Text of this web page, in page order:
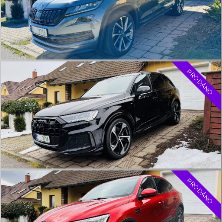
CHEVROLET CAMARO 6.2 V8 CABRIO
GEIGER PERFORMANCE III 631 PS
Chevrolet Camaro 6.2 V8 Cabrio Geiger III, 631 PS, 6/2018, 464
kw, 18.450 km, 4 místa, 8st. automat, “full” výbava
cena:1.970.000 Kč
více info
MAZDA CX-60 3.3 LIT. / HOMURA / 4X4/ ODP.
DPH
Mazda CX-60, 3.3 lit., 5/2024, 29.890 km, 187 kW (254 PS), 4x4,
Hybr.nafta/E, automat, keyless, ACC, el. tažné atd.
cena:
více info
PRODÁNO
PRODÁNO